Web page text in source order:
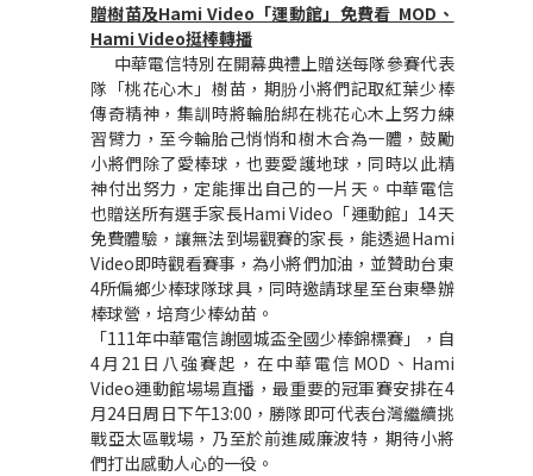
贈樹苗及Hami Video「運動館」免費看 MOD、
Hami Video挺棒轉播
中華電信特別在開幕典禮上贈送每隊參賽代表
隊「桃花心木」樹苗，期朌小將們記取紅葉少棒
傳奇精神，集訓時將輪胎綁在桃花心木上努力練
習臂力，至今輪胎己悄悄和樹木合為一體，鼓勵
小將們除了愛棒球，也要愛護地球，同時以此精
神付出努力，定能揮出自己的一片天。中華電信
也贈送所有選手家長Hami Video「運動館」14天
免費體驗，讓無法到場觀賽的家長，能透過Hami
Video即時觀看賽事，為小將們加油，並贊助台東
4所偏鄉少棒球隊球具，同時邀請球星至台東舉辦
棒球營，培育少棒幼苗。
「111年中華電信謝國城盃全國少棒錦標賽」，自
4月21日八強賽起，在中華電信MOD、Hami
Video運動館場場直播，最重要的冠軍賽安排在4
月24日周日下午13:00，勝隊即可代表台灣繼續挑
戰亞太區戰場，乃至於前進威廉波特，期待小將
們打出感動人心的一役。